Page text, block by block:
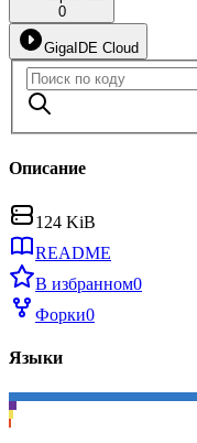
0
GigaIDE Cloud
Описание
124 KiB
README
В избранном0
Форки0
Языки